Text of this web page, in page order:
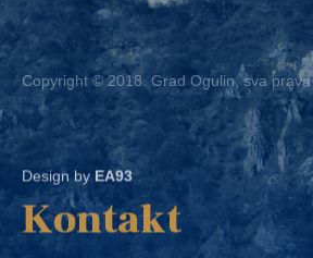
Copyright © 2018. Grad Ogulin, sva prava
Design by EA93
Kontakt